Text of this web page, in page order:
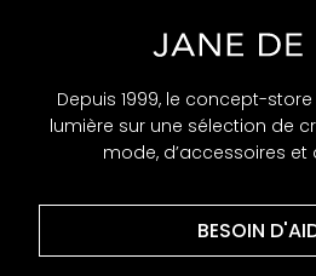
Depuis 1999, le concept-
lumière sur une sélection de
mode, d’accessoires
BESOIN